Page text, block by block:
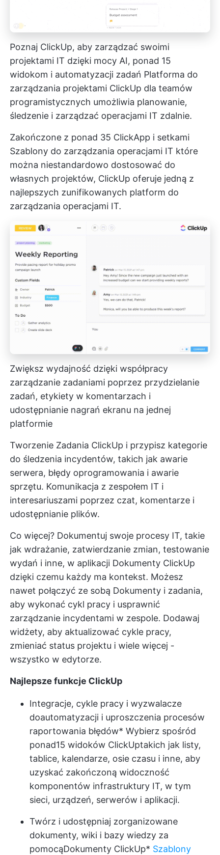
Poznaj ClickUp, aby zarządzać swoimi
projektami IT dzięki mocy AI, ponad 15
widokom i automatyzacji zadań Platforma do
zarządzania projektami ClickUp dla teamów
programistycznych umożliwia planowanie,
śledzenie i zarządzać operacjami IT zdalnie.
Zakończone z ponad 35 ClickApp i setkami
Szablony do zarządzania operacjami IT które
można niestandardowo dostosować do
własnych projektów, ClickUp oferuje jedną z
najlepszych zunifikowanych platform do
zarządzania operacjami IT.
Zwiększ wydajność dzięki współpracy
zarządzanie zadaniami poprzez przydzielanie
zadań, etykiety w komentarzach i
udostępnianie nagrań ekranu na jednej
platformie
Tworzenie Zadania ClickUp i przypisz kategorie
do śledzenia incydentów, takich jak awarie
serwera, błędy oprogramowania i awarie
sprzętu. Komunikacja z zespołem IT i
interesariuszami poprzez czat, komentarze i
udostępnianie plików.
Co więcej? Dokumentuj swoje procesy IT, takie
jak wdrażanie, zatwierdzanie zmian, testowanie
wydań i inne, w aplikacji Dokumenty ClickUp
dzięki czemu każdy ma kontekst. Możesz
nawet połączyć ze sobą Dokumenty i zadania,
aby wykonać cykl pracy i usprawnić
zarządzanie incydentami w zespole. Dodawaj
widżety, aby aktualizować cykle pracy,
zmieniać status projektu i wiele więcej -
wszystko w edytorze.
Najlepsze funkcje ClickUp
Integracje, cykle pracy i wyzwalacze
doautomatyzacji i uproszczenia procesów
raportowania błędów* Wybierz spośród
ponad15 widoków ClickUptakich jak listy,
tablice, kalendarze, osie czasu i inne, aby
uzyskać zakończoną widoczność
komponentów infrastruktury IT, w tym
sieci, urządzeń, serwerów i aplikacji.
Twórz i udostępniaj zorganizowane
dokumenty, wiki i bazy wiedzy za
pomocąDokumenty ClickUp* Szablony